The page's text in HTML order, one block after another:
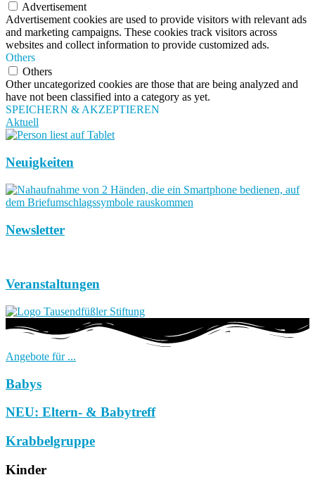
Advertisement
Advertisement cookies are used to provide visitors with relevant ads
and marketing campaigns. These cookies track visitors across
websites and collect information to provide customized ads.
Others
Others
Other uncategorized cookies are those that are being analyzed and
have not been classified into a category as yet.
SPEICHERN & AKZEPTIEREN
Aktuell
Neuigkeiten
Newsletter
Veranstaltungen
Angebote für ...
Babys
NEU: Eltern- & Babytreff
Krabbelgruppe
Kinder